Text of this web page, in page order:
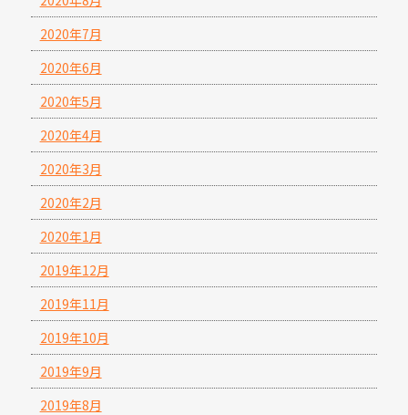
2020年7月
2020年6月
2020年5月
2020年4月
2020年3月
2020年2月
2020年1月
2019年12月
2019年11月
2019年10月
2019年9月
2019年8月